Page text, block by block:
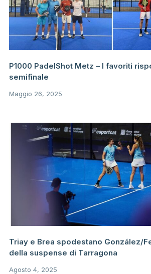
P1000 PadelShot Metz – I favoriti
semifinale
Maggio 26, 2025
Triay e Brea spodestano González/
della suspense di Tarragona
Agosto 4, 2025